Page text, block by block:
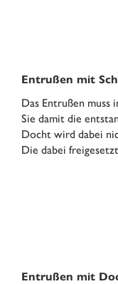
Entrußen mit
Das Entrußen
Sie damit die
Docht wird dabei
Die dabei
Entrußen mit